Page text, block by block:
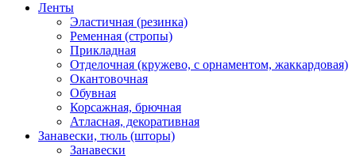
Ленты
Эластичная (резинка)
Ременная (стропы)
Прикладная
Отделочная (кружево, с орнаментом, жаккардовая)
Окантовочная
Обувная
Корсажная, брючная
Атласная, декоративная
Занавески, тюль (шторы)
Занавески